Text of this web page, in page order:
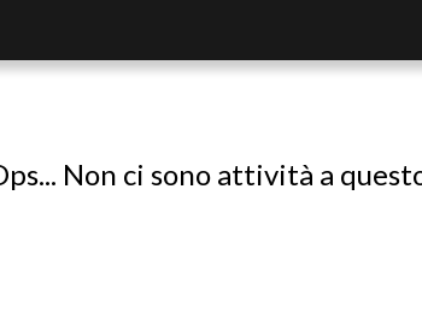
Non ci sono attività a